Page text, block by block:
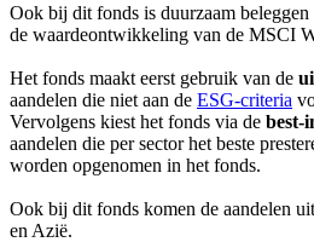
Ook bij dit fonds is duurzaam
de waardeontwikkeling van de MSCI
Het fonds maakt eerst gebruik van de
aandelen die niet aan de ESG-criteria
Vervolgens kiest het fonds via de best-
aandelen die per sector het beste
worden opgenomen in het fonds.
Ook bij dit fonds komen de aandelen
en Azië.